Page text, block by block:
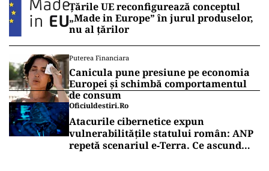
Țările UE reconfigurează conceptul
„Made in Europe” în jurul produselor,
nu al țărilor
Puterea Financiara
Canicula pune presiune pe economia
Europei și schimbă comportamentul
de consum
Oficiuldestiri.ro
Atacurile cibernetice expun
vulnerabilitățile statului român: ANP
repetă scenariul e‑Terra. Ce ascund